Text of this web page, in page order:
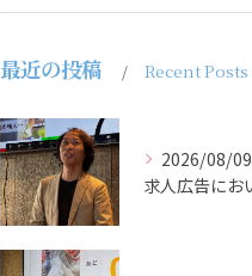
最近の投稿 Recent Posts
2026/08/09